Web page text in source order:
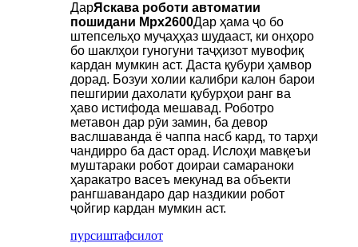
ДарЯскава роботи автоматии
пошидани Mpx2600Дар ҳама ҷо бо
штепсельҳо муҷаҳҳаз шудааст, ки онҳоро
бо шаклҳои гуногуни таҷҳизот мувофиқ
кардан мумкин аст. Даста қубури ҳамвор
дорад. Бозуи холии калибри калон барои
пешгирии дахолати қубурҳои ранг ва
ҳаво истифода мешавад. Роботро
метавон дар рӯи замин, ба девор
васлшаванда ё чаппа насб кард, то тарҳи
чандирро ба даст орад. Ислоҳи мавқеъи
муштараки робот доираи самараноки
ҳаракатро васеъ мекунад ва объекти
рангшавандаро дар наздикии робот
ҷойгир кардан мумкин аст.
пурсиштафсилот